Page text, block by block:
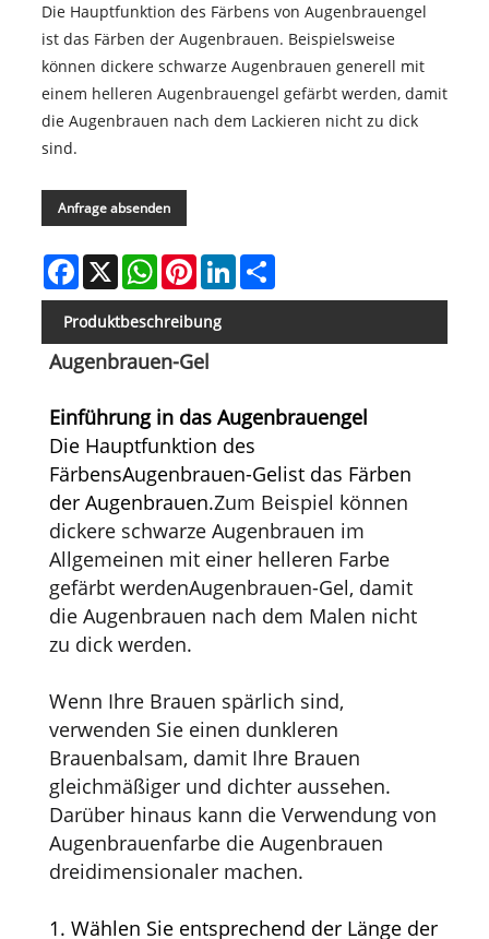
Die Hauptfunktion des Färbens von Augenbrauengel
ist das Färben der Augenbrauen. Beispielsweise
können dickere schwarze Augenbrauen generell mit
einem helleren Augenbrauengel gefärbt werden, damit
die Augenbrauen nach dem Lackieren nicht zu dick
sind.
Anfrage absenden
Facebook
X WhatsAppPinterestLinkedInShare
Produktbeschreibung
Augenbrauen-Gel
Einführung in das Augenbrauengel
Die Hauptfunktion des
FärbensAugenbrauen-Gelist das Färben
der Augenbrauen.Zum Beispiel können
dickere schwarze Augenbrauen im
Allgemeinen mit einer helleren Farbe
gefärbt werdenAugenbrauen-Gel, damit
die Augenbrauen nach dem Malen nicht
zu dick werden.
Wenn Ihre Brauen spärlich sind,
verwenden Sie einen dunkleren
Brauenbalsam, damit Ihre Brauen
gleichmäßiger und dichter aussehen.
Darüber hinaus kann die Verwendung von
Augenbrauenfarbe die Augenbrauen
dreidimensionaler machen.
1. Wählen Sie entsprechend der Länge der